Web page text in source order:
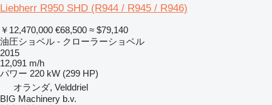
Liebherr R950 SHD (R944 / R945 / R946)
￥12,470,000 €68,500 ≈ $79,140
油圧ショベル - クローラーショベル
2015
12,091 m/h
パワー 220 kW (299 HP)
オランダ, Velddriel
BIG Machinery b.v.